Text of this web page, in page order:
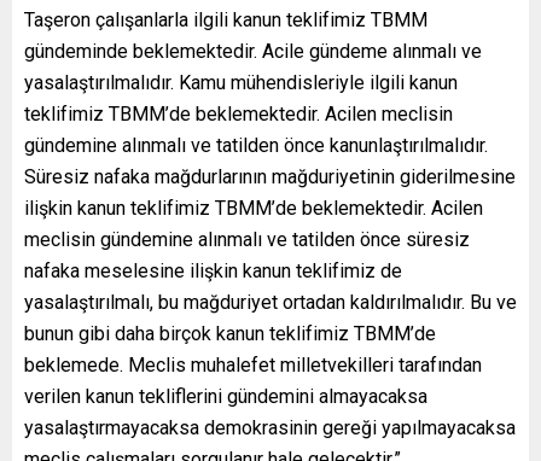
Taşeron çalışanlarla ilgili kanun teklifimiz TBMM
gündeminde beklemektedir. Acile gündeme alınmalı ve
yasalaştırılmalıdır. Kamu mühendisleriyle ilgili kanun
teklifimiz TBMM’de beklemektedir. Acilen meclisin
gündemine alınmalı ve tatilden önce kanunlaştırılmalıdır.
Süresiz nafaka mağdurlarının mağduriyetinin giderilmesine
ilişkin kanun teklifimiz TBMM’de beklemektedir. Acilen
meclisin gündemine alınmalı ve tatilden önce süresiz
nafaka meselesine ilişkin kanun teklifimiz de
yasalaştırılmalı, bu mağduriyet ortadan kaldırılmalıdır. Bu ve
bunun gibi daha birçok kanun teklifimiz TBMM’de
beklemede. Meclis muhalefet milletvekilleri tarafından
verilen kanun tekliflerini gündemini almayacaksa
yasalaştırmayacaksa demokrasinin gereği yapılmayacaksa